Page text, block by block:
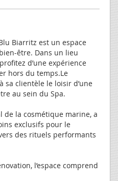
Biarritz est un espace
être. Dans un lieu
d’une expérience
hors du temps.Le
sa clientèle le loisir d’une
au sein du Spa.
de la cosmétique marine, a
exclusifs pour le
des rituels performants
l’espace comprend